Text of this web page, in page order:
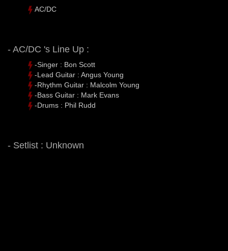
AC/DC
- AC/DC 's Line Up :
-Singer : Bon Scott
-Lead Guitar : Angus Young
-Rhythm Guitar : Malcolm Young
-Bass Guitar : Mark Evans
-Drums : Phil Rudd
- Setlist : Unknown